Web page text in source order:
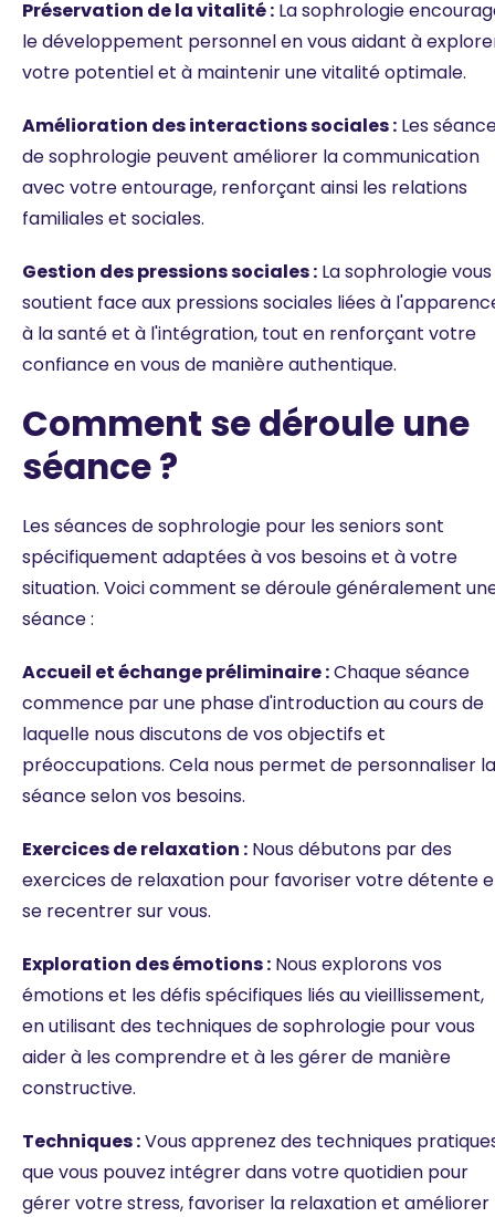
Préservation de la vitalité : La sophrologie
le développement personnel en vous aidant à
votre potentiel et à maintenir une vitalité optimale.
Amélioration des interactions sociales : Les
de sophrologie peuvent améliorer la communication
avec votre entourage, renforçant ainsi les relations
familiales et sociales.
Gestion des pressions sociales : La sophrologie vous
soutient face aux pressions sociales liées à
à la santé et à l'intégration, tout en renforçant votre
confiance en vous de manière authentique.
Comment se déroule une
séance ?
Les séances de sophrologie pour les seniors sont
spécifiquement adaptées à vos besoins et à votre
situation. Voici comment se déroule généralement
séance :
Accueil et échange préliminaire :Chaque séance
commence par une phase d'introduction au cours de
laquelle nous discutons de vos objectifs et
préoccupations. Cela nous permet de personnaliser la
séance selon vos besoins.
Exercices de relaxation : Nous débutons par des
exercices de relaxation pour favoriser votre détente
se recentrer sur vous.
Exploration des émotions : Nous explorons vos
émotions et les défis spécifiques liés au vieillissement,
en utilisant des techniques de sophrologie pour vous
aider à les comprendre et à les gérer de manière
constructive.
Techniques :Vous apprenez des techniques
que vous pouvez intégrer dans votre quotidien pour
gérer votre stress, favoriser la relaxation et améliorer